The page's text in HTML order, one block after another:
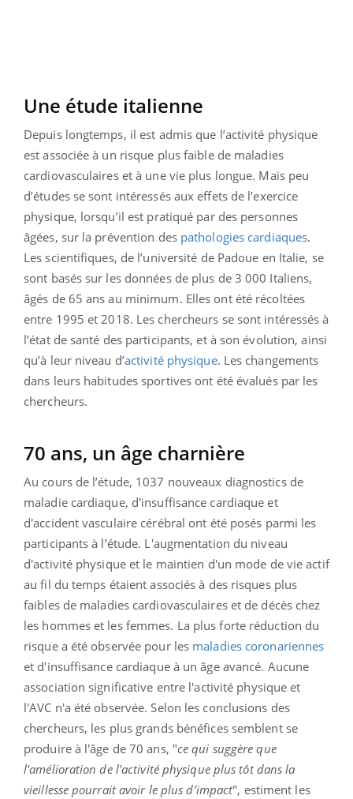
Une étude italienne
Depuis longtemps, il est admis que l’activité physique
est associée à un risque plus faible de maladies
cardiovasculaires et à une vie plus longue. Mais peu
d’études se sont intéressés aux effets de l’exercice
physique, lorsqu’il est pratiqué par des personnes
âgées, sur la prévention des pathologies cardiaques.
Les scientifiques, de l’université de Padoue en Italie, se
sont basés sur les données de plus de 3 000 Italiens,
âgés de 65 ans au minimum. Elles ont été récoltées
entre 1995 et 2018. Les chercheurs se sont intéressés à
l’état de santé des participants, et à son évolution, ainsi
qu’à leur niveau d’activité physique. Les changements
dans leurs habitudes sportives ont été évalués par les
chercheurs.
70 ans, un âge charnière
Au cours de l’étude, 1037 nouveaux diagnostics de
maladie cardiaque, d'insuffisance cardiaque et
d'accident vasculaire cérébral ont été posés parmi les
participants à l’étude. L'augmentation du niveau
d'activité physique et le maintien d'un mode de vie actif
au fil du temps étaient associés à des risques plus
faibles de maladies cardiovasculaires et de décès chez
les hommes et les femmes. La plus forte réduction du
risque a été observée pour les maladies coronariennes
et d'insuffisance cardiaque à un âge avancé. Aucune
association significative entre l'activité physique et
l'AVC n'a été observée. Selon les conclusions des
chercheurs, les plus grands bénéfices semblent se
produire à l'âge de 70 ans, "ce qui suggère que
l'amélioration de l'activité physique plus tôt dans la
vieillesse pourrait avoir le plus d’impact", estiment les